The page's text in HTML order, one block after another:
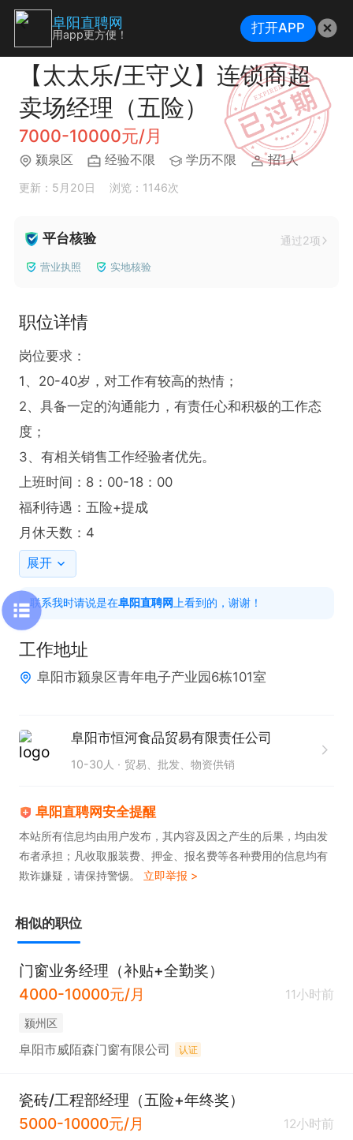
【太太乐/王守义】连锁商超
卖场经理（五险）
7000-10000元/月
颍泉区 经验不限 学历不限 招1人
更新：5月20日 浏览：1146次
平台核验 通过2项
营业执照 实地核验
职位详情
岗位要求：
1、20-40岁，对工作有较高的热情；
2、具备一定的沟通能力，有责任心和积极的工作态
度；
3、有相关销售工作经验者优先。
上班时间：8：00-18：00
福利待遇：五险+提成
月休天数：4
展开
联系我时请说是在阜阳直聘网 上看到的，谢谢！
工作地址
阜阳市颍泉区青年电子产业园6栋101室
阜阳市恒河食品贸易有限责任公司
10-30人 贸易、批发、物资供销
阜阳直聘网安全提醒
本站所有信息均由用户发布，其内容及因之产生的后果，均由发
布者承担；凡收取服装费、押金、报名费等各种费用的信息均有
欺诈嫌疑，请保持警惕。 立即举报 >
相似的职位
门窗业务经理（补贴+全勤奖）
4000-10000元/月
11小时前
颍州区
阜阳市威陌森门窗有限公司 认证
瓷砖/工程部经理（五险+年终奖）
5000-10000元/月
12小时前
阜阳直聘网
用app更方便！ 打开APP